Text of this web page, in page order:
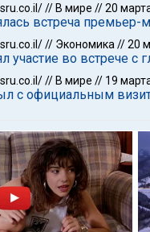
// В мире //20
встреча
// Экономика //20
участие во встрече
// В мире // 19
с официальным